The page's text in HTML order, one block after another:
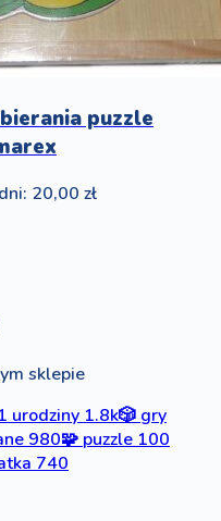
puzzle
20,00 zł
sklepie
urodziny 1.8k🎲 gry
980🧩 puzzle 100
740